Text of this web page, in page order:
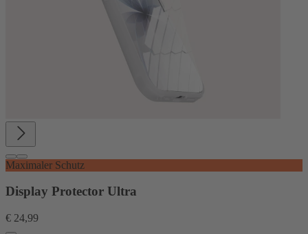
Maximaler Schutz
Display Protector Ultra
€ 24,99